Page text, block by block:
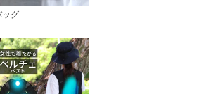
ッグ